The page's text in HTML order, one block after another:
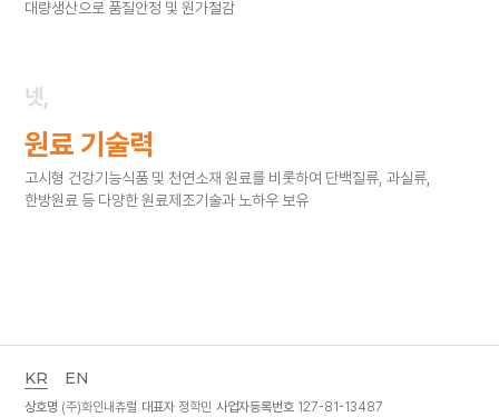
대량생산으로 품질안정 및 원가절감
넷,
원료 기술력
고시형 건강기능식품 및 천연소재 원료를 비롯하여 단백질류, 과실류,
한방원료 등 다양한 원료제조기술과 노하우 보유
KR EN
상호명 (주)화인내츄럴 대표자 정학민 사업자등록번호 127-81-13487